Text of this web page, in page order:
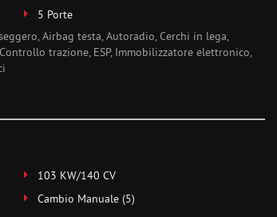
5 Porte
Airbag testa, Autoradio, Cerchi in lega,
trazione, ESP, Immobilizzatore elettronico,
103 KW/140 CV
Cambio Manuale (5)